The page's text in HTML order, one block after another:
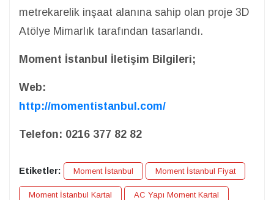
metrekarelik inşaat alanına sahip olan proje 3D
Atölye Mimarlık tarafından tasarlandı.
Moment İstanbul İletişim Bilgileri;
Web:
http://momentistanbul.com/
Telefon: 0216 377 82 82
Etiketler: Moment İstanbul Moment İstanbul Fiyat
Moment İstanbul Kartal AC Yapı Moment Kartal